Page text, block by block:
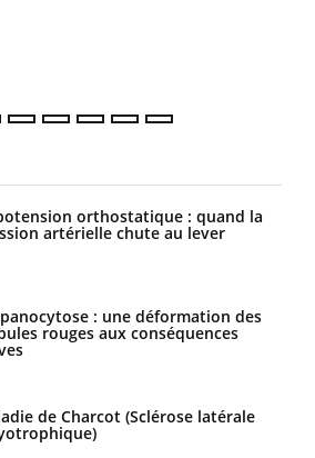
orthostatique : quand la
artérielle chute au lever
: une déformation des
rouges aux conséquences
de Charcot (Sclérose latérale